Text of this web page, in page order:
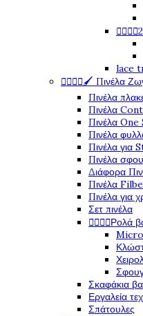

lace
🖌️ Πινέλα
Πινέλα
Πινέλα
Πινέλα
Πινέλα
Πινέλα για
Πινέλα
Διάφορα
Πινέλα
Πινέλα για
Σετ πινέλα
Ρολά
Σκαφάκια
Εργαλεία
Σπάτουλες